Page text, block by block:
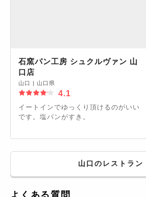
石窯パン工房 シュクルヴァン 山
口店
山口 | 山口県
4.1
イートインでゆっくり頂けるのがいい
です。塩パンがすき。
山口のレストラン
よくある質問